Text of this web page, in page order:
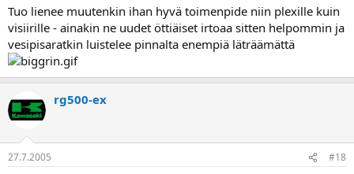
Tuo lienee muutenkin ihan hyvä toimenpide niin plexille kuin
visiirille - ainakin ne uudet öttiäiset irtoaa sitten helpommin ja
vesipisaratkin luistelee pinnalta enempiä läträämättä
rg500-ex
27.7.2005 #18